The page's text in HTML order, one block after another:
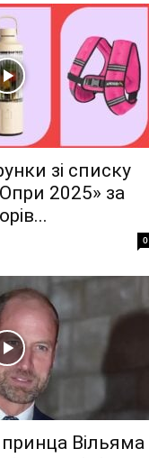
зі списку
2025» за
0
Вільяма